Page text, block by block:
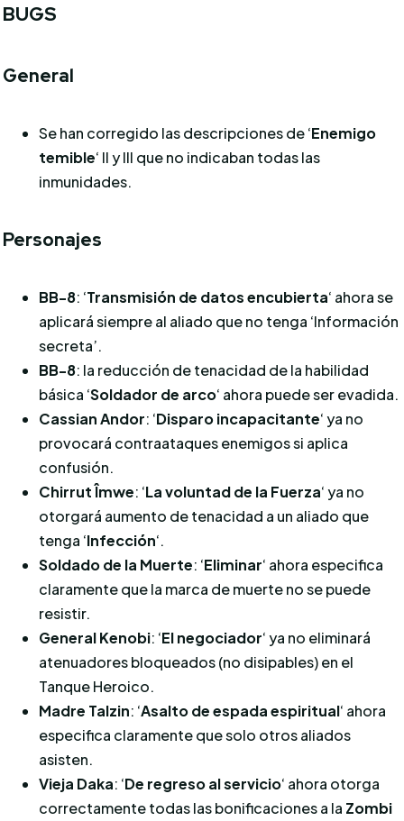
BUGS
General
Se han corregido las descripciones de ‘Enemigo
temible‘ II y III que no indicaban todas las
inmunidades.
Personajes
BB-8: ‘Transmisión de datos encubierta‘ ahora se
aplicará siempre al aliado que no tenga ‘Información
secreta’.
BB-8: la reducción de tenacidad de la habilidad
básica ‘Soldador de arco‘ ahora puede ser evadida.
Cassian Andor: ‘Disparo incapacitante‘ ya no
provocará contraataques enemigos si aplica
confusión.
Chirrut Îmwe: ‘La voluntad de la Fuerza‘ ya no
otorgará aumento de tenacidad a un aliado que
tenga ‘Infección‘.
Soldado de la Muerte: ‘Eliminar‘ ahora especifica
claramente que la marca de muerte no se puede
resistir.
General Kenobi: ‘El negociador‘ ya no eliminará
atenuadores bloqueados (no disipables) en el
Tanque Heroico.
Madre Talzin: ‘Asalto de espada espiritual‘ ahora
especifica claramente que solo otros aliados
asisten.
Vieja Daka: ‘De regreso al servicio‘ ahora otorga
correctamente todas las bonificaciones a la Zombi